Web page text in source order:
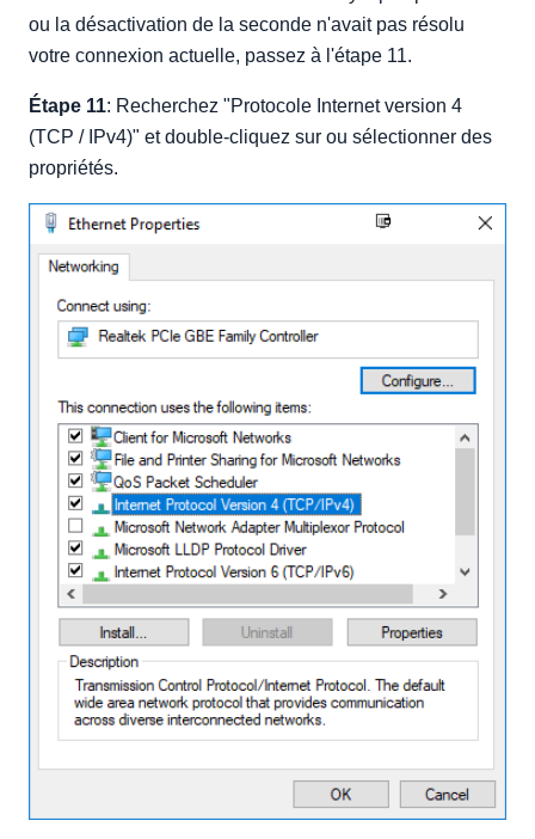
ou la désactivation de la seconde n'avait pas résolu
votre connexion actuelle, passez à l'étape 11.
Étape 11: Recherchez "Protocole Internet version 4
(TCP / IPv4)" et double-cliquez sur ou sélectionner des
propriétés.